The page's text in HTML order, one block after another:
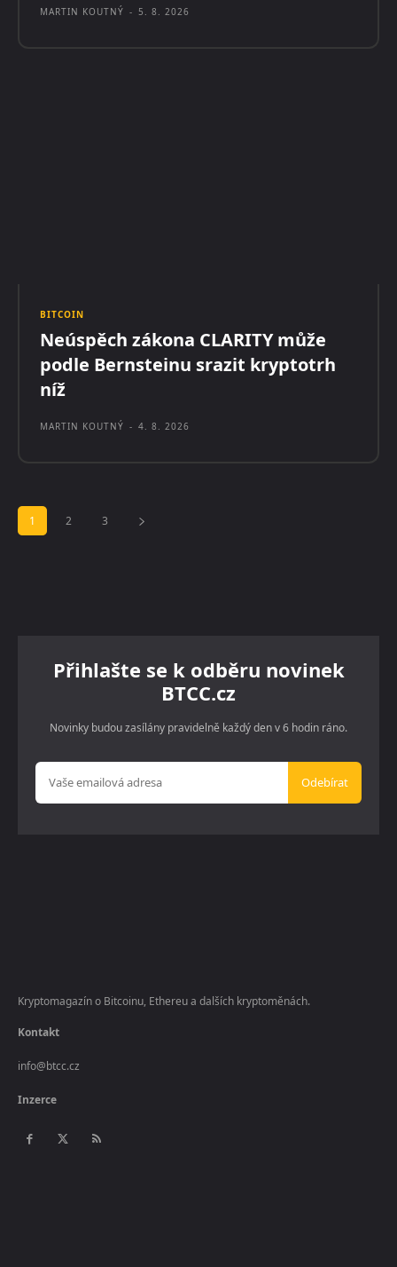
MARTIN KOUTNÝ - 5. 8. 2026
BITCOIN
Neúspěch zákona CLARITY může
podle Bernsteinu srazit kryptotrh
níž
MARTIN KOUTNÝ - 4. 8. 2026
1 2 3
Přihlašte se k odběru novinek
BTCC.cz
Novinky budou zasílány pravidelně každý den v 6 hodin ráno.
Odebírat
Kryptomagazín o Bitcoinu, Ethereu a dalších kryptoměnách.
Kontakt
info@btcc.cz
Inzerce